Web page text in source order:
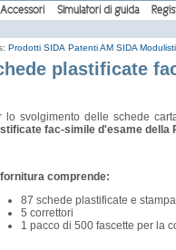
Accessori Simulatori di guida
Prodotti SIDA Patenti AM SIDA
plastificate
lo svolgimento delle schede
fac-simile d'esame della
fornitura comprende:
87 schede plastificate e
5 correttori
1 pacco di 500 fascette per la